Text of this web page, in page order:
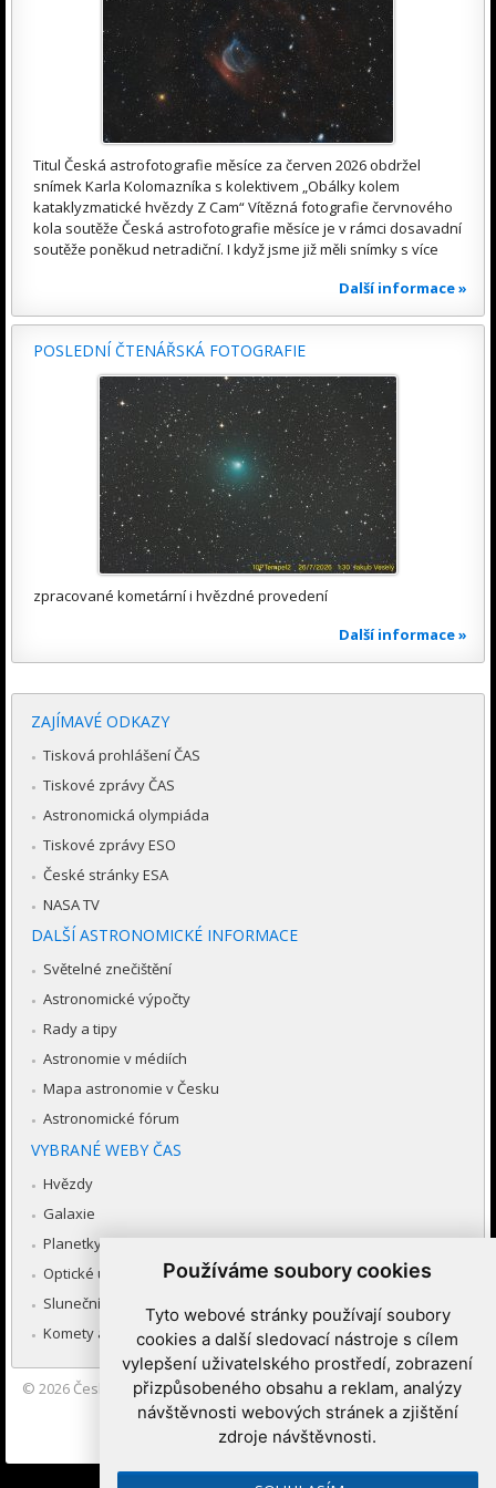
Používáme soubory cookies
Tyto webové stránky používají soubory
cookies a další sledovací nástroje s cílem
vylepšení uživatelského prostředí, zobrazení
přizpůsobeného obsahu a reklam, analýzy
návštěvnosti webových stránek a zjištění
zdroje návštěvnosti.
Titul Česká astrofotografie měsíce za červen 2026 obdržel
snímek Karla Kolomazníka s kolektivem „Obálky kolem
kataklyzmatické hvězdy Z Cam“ Vítězná fotografie červnového
kola soutěže Česká astrofotografie měsíce je v rámci dosavadní
soutěže poněkud netradiční. I když jsme již měli snímky s více
Další informace »
POSLEDNÍ ČTENÁŘSKÁ FOTOGRAFIE
zpracované kometární i hvězdné provedení
Další informace »
ZAJÍMAVÉ ODKAZY
Tisková prohlášení ČAS
Tiskové zprávy ČAS
Astronomická olympiáda
Tiskové zprávy ESO
České stránky ESA
NASA TV
DALŠÍ ASTRONOMICKÉ INFORMACE
Světelné znečištění
Astronomické výpočty
Rady a tipy
Astronomie v médiích
Mapa astronomie v Česku
Astronomické fórum
VYBRANÉ WEBY ČAS
Hvězdy
Galaxie
Planetky
Optické úkazy v atmosféře
Sluneční soustava
Komety a meteory
© 2026 Česká astronomická společnost|Hvězdárna a planetárium
Brno spolupracuje se serverem Astro.cz